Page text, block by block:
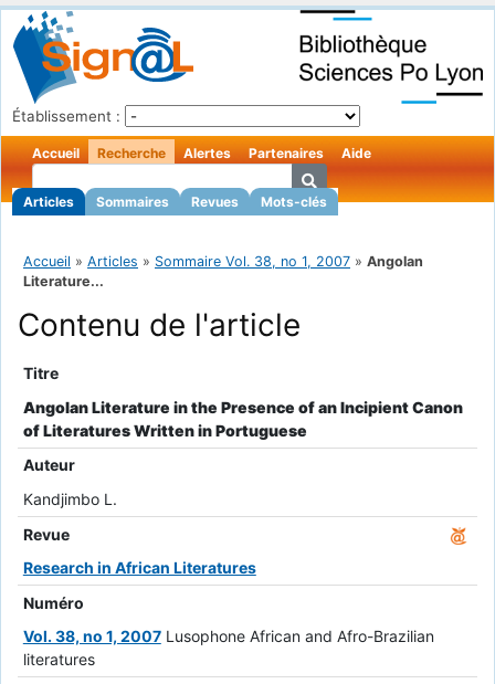
Établissement :
Accueil Recherche
Articles Sommaires Revues Mots-clés
Alertes Partenaires Aide
Accueil » Articles » Sommaire Vol. 38, no 1, 2007 » Angolan
Literature...
Contenu de l'article
Titre
Angolan Literature in the Presence of an Incipient Canon
of Literatures Written in Portuguese
Auteur
Kandjimbo L.
Revue
Research in African Literatures
Numéro
Vol. 38, no 1, 2007 Lusophone African and Afro-Brazilian
literatures